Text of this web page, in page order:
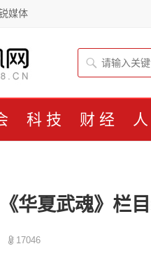
媒体
科技 财经
华夏武魂》栏
17046